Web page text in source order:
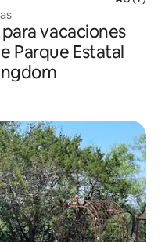
vacaciones
Parque Estatal